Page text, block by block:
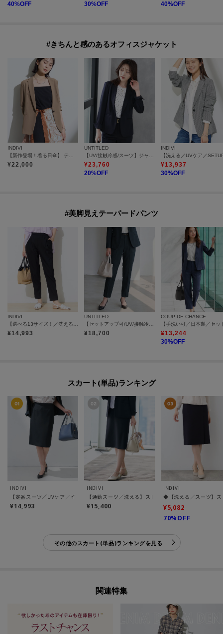
40%OFF
30%OFF
40%OFF
#きちんと感のあるオフィスジャケット
INDIVI
¥22,000
UNTITLED
¥23,760
20%OFF
INDIVI
¥13,937
30%OFF
#美脚見えテーパードパンツ
INDIVI
¥14,993
UNTITLED
¥18,700
COUP DE CHANCE
¥13,244
30%OFF
スカート(単品)ランキング
INDIVI
【定番スーツ／UVケア／イージーケア／洗える】ウール調ストレートスカート
¥14,993
INDIVI
【通勤スーツ／洗える】ストレッチストレートスカート
¥15,400
INDIVI
◆【洗える／スーツ】
¥5,082
70%OFF
その他のスカート(単品)ランキングを見る
関連特集